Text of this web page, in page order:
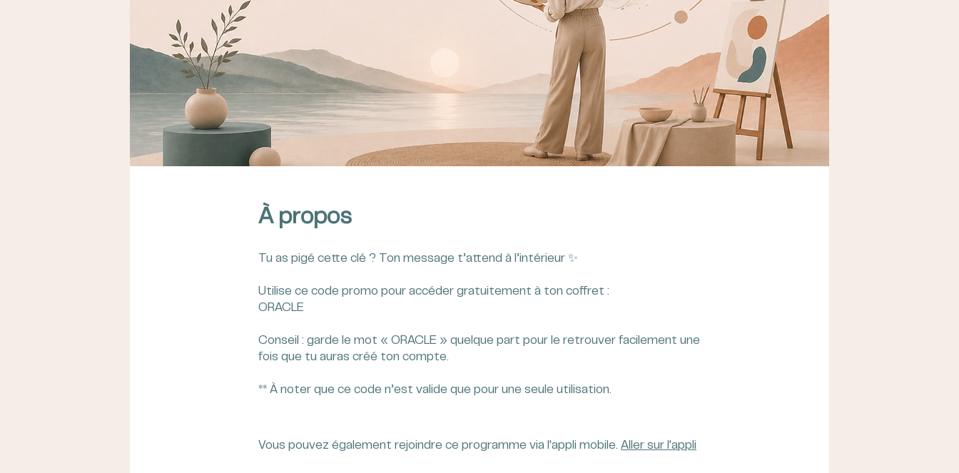
À propos
Tu as pigé cette clé ? Ton message t’attend à l’intérieur ✨
Utilise ce code promo pour accéder gratuitement à ton coffret :
ORACLE
Conseil : garde le mot « ORACLE » quelque part pour le retrouver facilement une
fois que tu auras créé ton compte.
** À noter que ce code n’est valide que pour une seule utilisation.
Vous pouvez également rejoindre ce programme via l'appli mobile. Aller sur l'appli